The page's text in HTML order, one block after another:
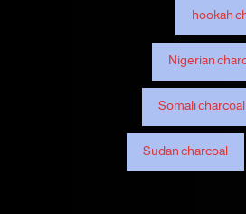
hookah
Nigerian
Somali charcoal
Sudan charcoal